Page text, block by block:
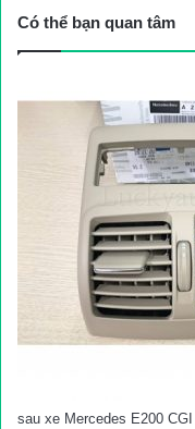
Có thể bạn quan tâm
sau xe Mercedes E200